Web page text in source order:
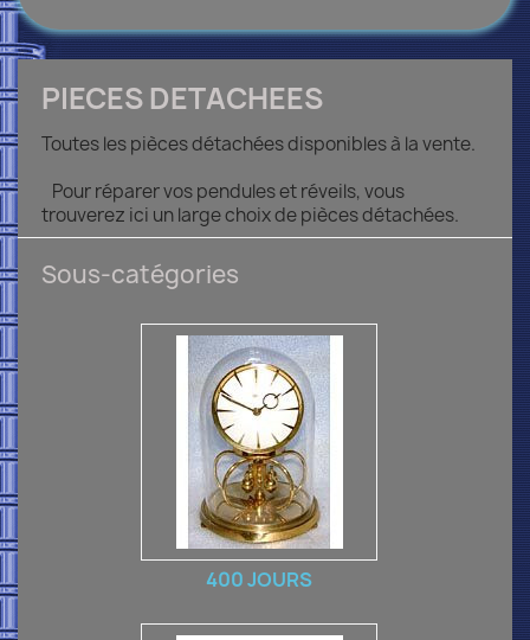
PIECES DETACHEES
Toutes les pièces détachées disponibles à la vente.
Pour réparer vos pendules et réveils, vous
trouverez ici un large choix de pièces détachées.
Sous-catégories
400 JOURS